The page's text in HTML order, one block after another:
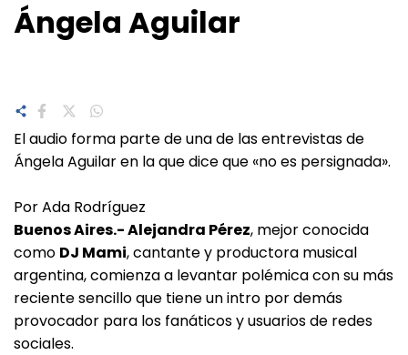
Ángela Aguilar
El audio forma parte de una de las entrevistas de
Ángela Aguilar en la que dice que «no es persignada».
Por Ada Rodríguez
Buenos Aires.- Alejandra Pérez, mejor conocida
como DJ Mami, cantante y productora musical
argentina, comienza a levantar polémica con su más
reciente sencillo que tiene un intro por demás
provocador para los fanáticos y usuarios de redes
sociales.